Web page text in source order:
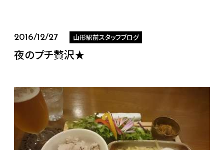
2016/12/27 山形駅前スタッフブログ
夜のプチ贅沢★